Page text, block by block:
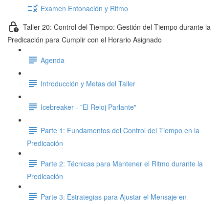
Examen Entonación y Ritmo
Taller 20: Control del Tiempo: Gestión del Tiempo durante la
Predicación para Cumplir con el Horario Asignado
Agenda
Introducción y Metas del Taller
Icebreaker - "El Reloj Parlante"
Parte 1: Fundamentos del Control del Tiempo en la
Predicación
Parte 2: Técnicas para Mantener el Ritmo durante la
Predicación
Parte 3: Estrategias para Ajustar el Mensaje en